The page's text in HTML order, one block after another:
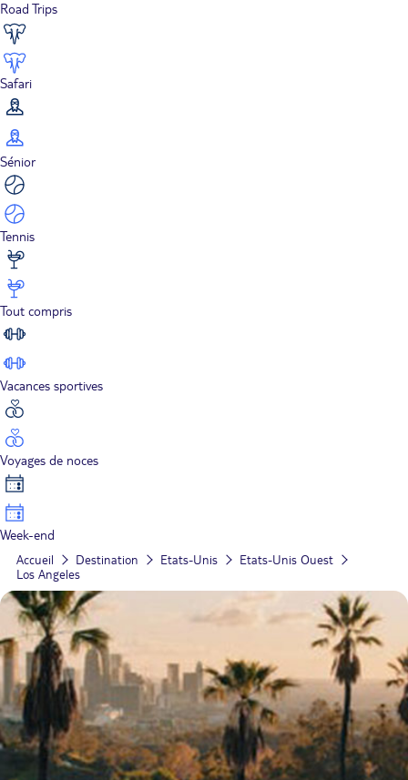
Road Trips
Safari
Sénior
Tennis
Tout compris
Vacances sportives
Voyages de noces
Week-end
Accueil Destination Etats-Unis
Etats-Unis Ouest
Los Angeles